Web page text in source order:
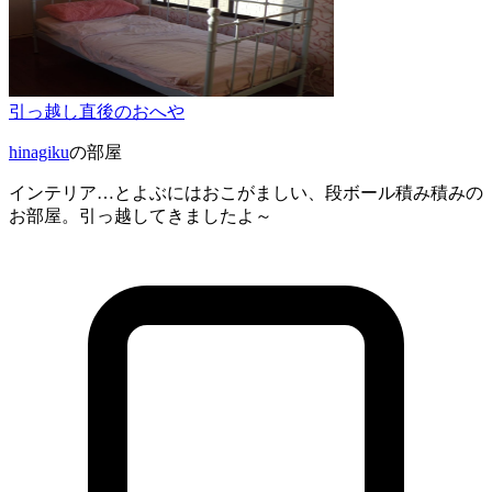
引っ越し直後のおへや
hinagikuの部屋
インテリア…とよぶにはおこがましい、段ボール積み積みの
お部屋。引っ越してきましたよ～